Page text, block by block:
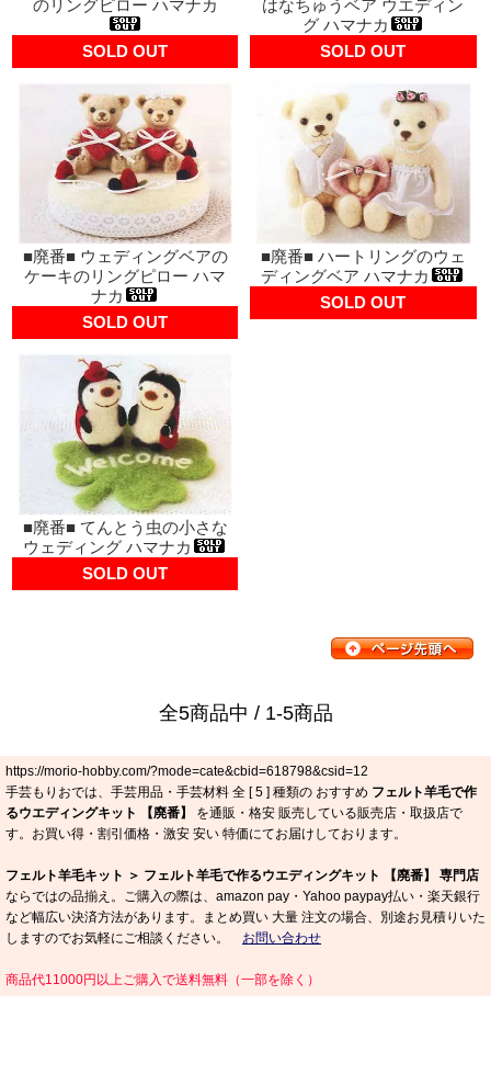
のリングピロー ハマナカ
SOLD OUT
はなちゅうベア ウエディン
グ ハマナカ
SOLD OUT
■廃番■ ウェディングベアの
ケーキのリングピロー ハマ
ナカ
SOLD OUT
■廃番■ ハートリングのウェ
ディングベア ハマナカ
SOLD OUT
■廃番■ てんとう虫の小さな
ウェディング ハマナカ
SOLD OUT
全5商品中 / 1-5商品
https://morio-hobby.com/?mode=cate&cbid=618798&csid=12
手芸もりおでは、手芸用品・手芸材料 全 [5 ] 種類の おすすめ フェルト羊毛で作
るウエディングキット 【廃番】
を通販・格安 販売している販売店・取扱店で
す。お買い得・割引価格・激安 安い 特価にてお届けしております。
フェルト羊毛キット ＞ フェルト羊毛で作るウエディングキット 【廃番】 専門店
ならではの品揃え。ご購入の際は、amazon pay・Yahoo paypay払い・楽天銀行
など幅広い決済方法があります。まとめ買い 大量 注文の場合、別途お見積りいた
しますのでお気軽にご相談ください。 お問い合わせ
商品代11000円以上ご購入で送料無料（一部を除く）